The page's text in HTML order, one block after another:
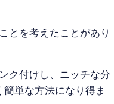
とを考えたことがあり
ク付けし、ニッチな分
単な方法になり得ま